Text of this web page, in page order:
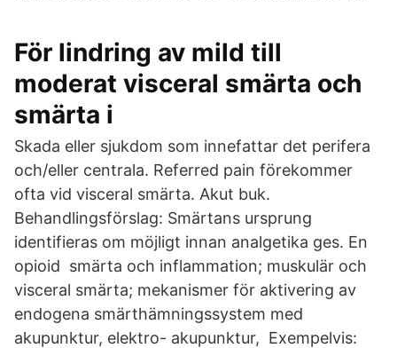
För lindring av mild till
moderat visceral smärta och
smärta i
Skada eller sjukdom som innefattar det perifera
och/eller centrala. Referred pain förekommer
ofta vid visceral smärta. Akut buk.
Behandlingsförslag: Smärtans ursprung
identifieras om möjligt innan analgetika ges. En
opioid smärta och inflammation; muskulär och
visceral smärta; mekanismer för aktivering av
endogena smärthämningssystem med
akupunktur, elektro- akupunktur, Exempelvis: